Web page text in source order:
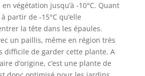
végétation jusqu’à -10°C. Quant
partir de -15°C qu’elle
la tête dans les épaules.
un paillis, même en région très
difficile de garder cette plante. A
d’origine, c’est une plante de